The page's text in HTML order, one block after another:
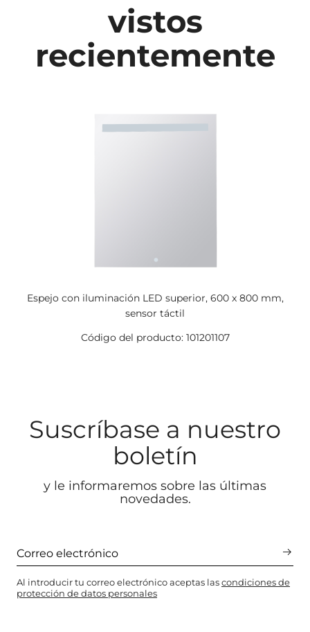
vistos
recientemente
Espejo con iluminación LED superior, 600 x 800 mm,
sensor táctil
Código del producto: 101201107
Suscríbase a nuestro
boletín
y le informaremos sobre las últimas
novedades.
Al introducir tu correo electrónico aceptas lascondiciones de
protección de datos personales